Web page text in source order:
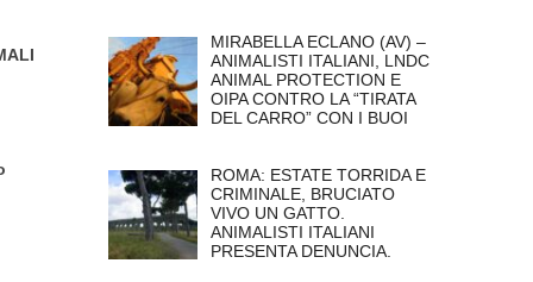
MIRABELLA ECLANO (AV) –
ANIMALISTI ITALIANI, LNDC
ANIMAL PROTECTION E
OIPA CONTRO LA “TIRATA
DEL CARRO” CON I BUOI
ROMA: ESTATE TORRIDA E
CRIMINALE, BRUCIATO
VIVO UN GATTO.
ANIMALISTI ITALIANI
PRESENTA DENUNCIA.